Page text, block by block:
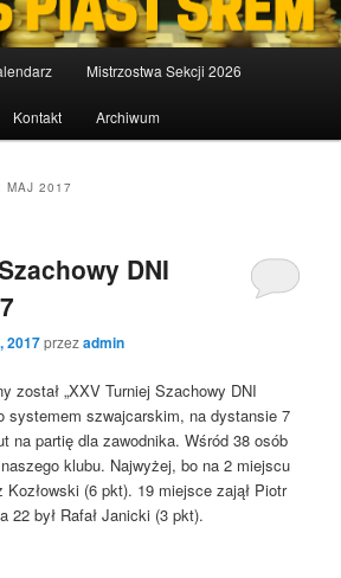
Mistrzostwa Sekcji 2026
Kontakt Archiwum
MAJ 2017
DNI
2017przezadmin
został „XXV Turniej Szachowy DNI
systemem szwajcarskim, na dystansie 7
na partię dla zawodnika. Wśród 38 osób
klubu. Najwyżej, bo na 2 miejscu
Kozłowski (6 pkt). 19 miejsce zajął Piotr
22 był Rafał Janicki (3 pkt).